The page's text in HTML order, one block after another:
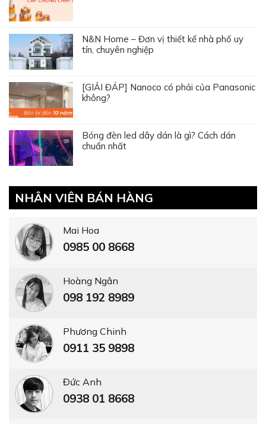
N&N Home – Đơn vị thiết kế nhà phố uy
tín, chuyên nghiệp
[GIẢI ĐÁP] Nanoco có phải của Panasonic
không?
Bóng đèn led dây dán là gì? Cách dán
chuẩn nhất
NHÂN VIÊN BÁN HÀNG
Mai Hoa
0985 00 8668
Hoàng Ngân
098 192 8989
Phương Chinh
0911 35 9898
Đức Anh
0938 01 8668